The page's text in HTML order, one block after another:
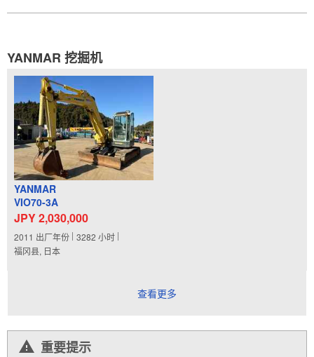
YANMAR 挖掘机
YANMAR
VIO70-3A
JPY 2,030,000
2011 出厂年份 3282 小时
福冈县, 日本
查看更多
重要提示